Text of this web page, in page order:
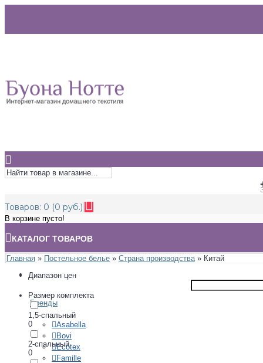
Товаров: 0 (0 руб.)
В корзине пусто!
КАТАЛОГ ТОВАРОВ
ПОСТЕЛЬНОЕ БЕЛЬЕ
Бренды
Asabella
Bovi
Ecotex
Famille
Главная » Постельное белье » Страна производства» Китай
Диапазон цен
Размер комплекта
1,5-спальный
0
2-спальный
0